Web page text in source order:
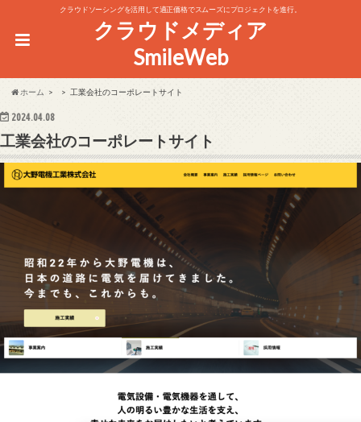
クラウドソーシングを活用して適正価格でスムーズにプロジェクトを進行。
クラウドメディア
SmileWeb
ホーム 工業会社のコーポレートサイト
2024.04.08
工業会社のコーポレートサイト